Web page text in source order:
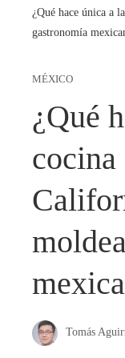
¿Qué hace única a
gastronomía
MÉXICO
¿Qué
cocina
Tomás